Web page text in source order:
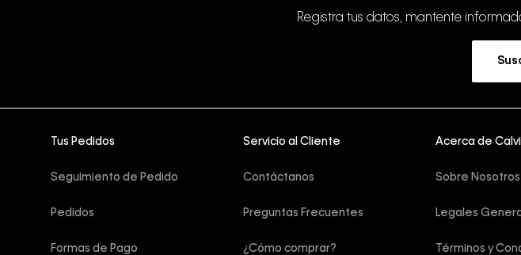
Registra tus datos, mantente
Tus Pedidos
Seguimiento de Pedido
Pedidos
Formas de Pago
Servicio al Cliente
Contáctanos
Preguntas Frecuentes
¿Cómo comprar?
Acerca de
Sobre Nosotros
Legales
Términos y